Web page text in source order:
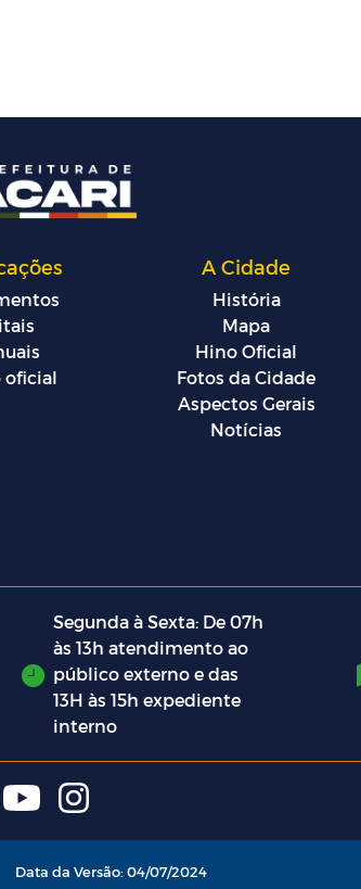
oficial
A Cidade
História
Mapa
Hino Oficial
Fotos da Cidade
Aspectos Gerais
Notícias
Segunda à Sexta: De 07h
às 13h atendimento ao
público externo e das
13H às 15h expediente
interno
Data da Versão: 04/07/2024